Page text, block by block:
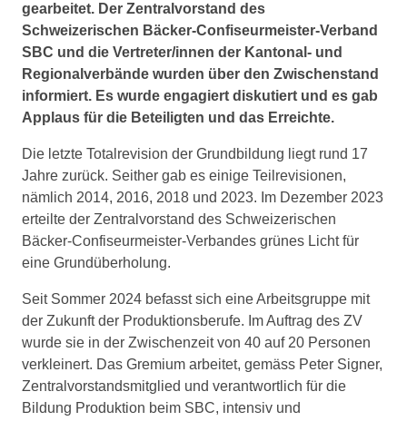
gearbeitet. Der Zentralvorstand des
Schweizerischen Bäcker-Confiseurmeister-Verband
SBC und die Vertreter/innen der Kantonal- und
Regionalverbände wurden über den Zwischenstand
informiert. Es wurde engagiert diskutiert und es gab
Applaus für die Beteiligten und das Erreichte.
Die letzte Totalrevision der Grundbildung liegt rund 17
Jahre zurück. Seither gab es einige Teilrevisionen,
nämlich 2014, 2016, 2018 und 2023. Im Dezember 2023
erteilte der Zentralvorstand des Schweizerischen
Bäcker-Confiseurmeister-Verbandes grünes Licht für
eine Grundüberholung.
Seit Sommer 2024 befasst sich eine Arbeitsgruppe mit
der Zukunft der Produktionsberufe. Im Auftrag des ZV
wurde sie in der Zwischenzeit von 40 auf 20 Personen
verkleinert. Das Gremium arbeitet, gemäss Peter Signer,
Zentralvorstandsmitglied und verantwortlich für die
Bildung Produktion beim SBC, intensiv und